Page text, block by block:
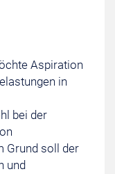
Aspiration
in
bei der
Grund soll der
und